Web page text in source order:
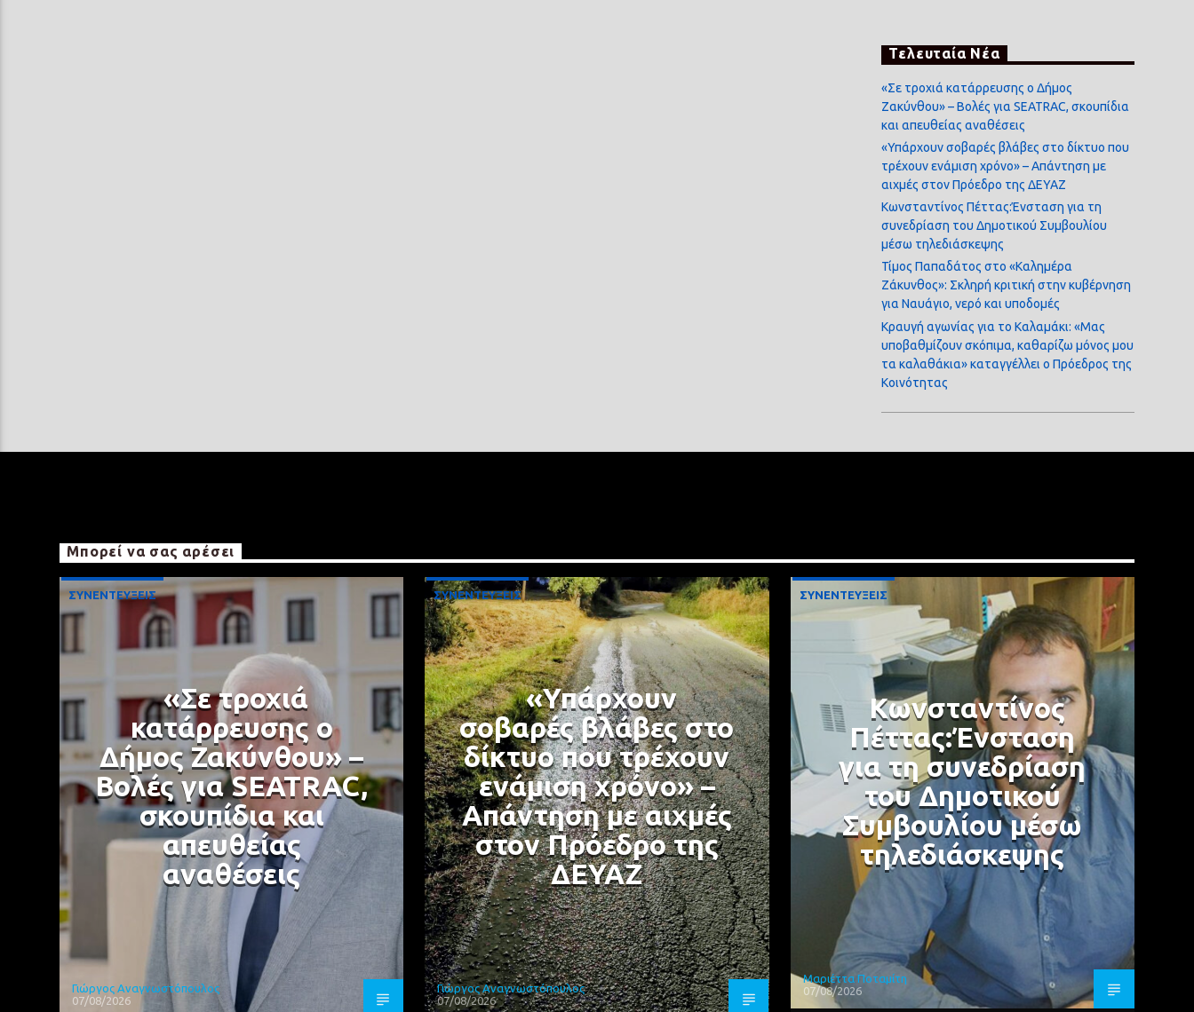
Τελευταία Νέα
«Σε τροχιά κατάρρευσης ο Δήμος
Ζακύνθου» – Βολές για SEATRAC, σκουπίδια
και απευθείας αναθέσεις
«Υπάρχουν σοβαρές βλάβες στο δίκτυο που
τρέχουν ενάμιση χρόνο» – Απάντηση με
αιχμές στον Πρόεδρο της ΔΕΥΑΖ
Κωνσταντίνος Πέττας:Ένσταση για τη
συνεδρίαση του Δημοτικού Συμβουλίου
μέσω τηλεδιάσκεψης
Τίμος Παπαδάτος στο «Καλημέρα
Ζάκυνθος»: Σκληρή κριτική στην κυβέρνηση
για Ναυάγιο, νερό και υποδομές
Κραυγή αγωνίας για το Καλαμάκι: «Μας
υποβαθμίζουν σκόπιμα, καθαρίζω μόνος μου
τα καλαθάκια» καταγγέλλει ο Πρόεδρος της
Κοινότητας
Μπορεί να σας αρέσει
ΣΥΝΕΝΤΕΥΞΕΙΣ
«Σε τροχιά
κατάρρευσης ο
Δήμος Ζακύνθου» –
Βολές για SEATRAC,
σκουπίδια και
απευθείας
αναθέσεις
Γιώργος Αναγνωστόπουλος
07/08/2026
ΣΥΝΕΝΤΕΥΞΕΙΣ
«Υπάρχουν
σοβαρές βλάβες στο
δίκτυο που τρέχουν
ενάμιση χρόνο» –
Απάντηση με αιχμές
στον Πρόεδρο της
ΔΕΥΑΖ
Γιώργος Αναγνωστόπουλος
07/08/2026
ΣΥΝΕΝΤΕΥΞΕΙΣ
Κωνσταντίνος
Πέττας:Ένσταση
για τη συνεδρίαση
του Δημοτικού
Συμβουλίου μέσω
τηλεδιάσκεψης
Μαριέττα Ποταμίτη
07/08/2026